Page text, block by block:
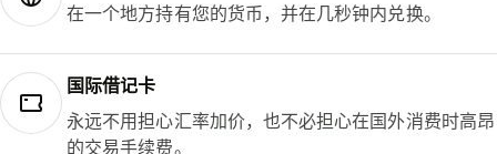
在一个地方持有您的货币，并在几秒钟内兑换。
国际借记卡
永远不用担心汇率加价，也不必担心在国外消费时高昂
的交易手续费。